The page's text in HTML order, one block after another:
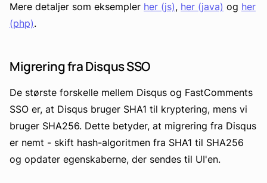
Mere detaljer som eksempler her (js), her (java) og her
(php).
Migrering fra Disqus SSO
De største forskelle mellem Disqus og FastComments
SSO er, at Disqus bruger SHA1 til kryptering, mens vi
bruger SHA256. Dette betyder, at migrering fra Disqus
er nemt - skift hash-algoritmen fra SHA1 til SHA256
og opdater egenskaberne, der sendes til UI'en.